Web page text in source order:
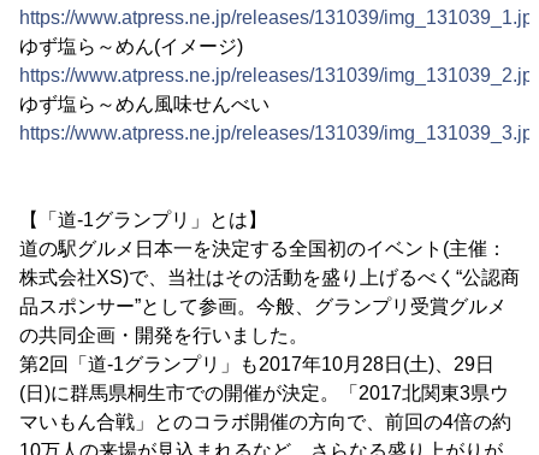
https://www.atpress.ne.jp/releases/131039/
ゆず塩ら～めん(イメージ)
https://www.atpress.ne.jp/releases/131039/
ゆず塩ら～めん風味せんべい
https://www.atpress.ne.jp/releases/131039/
【「道-1グランプリ」とは】
道の駅グルメ日本一を決定する全国初のイベント(主催：
株式会社XS)で、当社はその活動を盛り上げるべく“公認商
品スポンサー”として参画。今般、グランプリ受賞グルメ
の共同企画・開発を行いました。
第2回「道-1グランプリ」も2017年10月28日(土)、29日
(日)に群馬県桐生市での開催が決定。「2017北関東3県ウ
マいもん合戦」とのコラボ開催の方向で、前回の4倍の約
10万人の来場が見込まれるなど、さらなる盛り上がりが